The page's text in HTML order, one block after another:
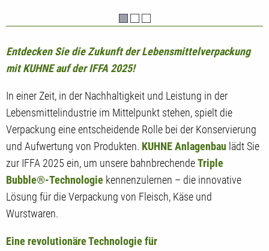
Entdecken Sie die Zukunft der Lebensmittelverpackung
mit KUHNE auf der IFFA 2025!
In einer Zeit, in der Nachhaltigkeit und Leistung in der
Lebensmittelindustrie im Mittelpunkt stehen, spielt die
Verpackung eine entscheidende Rolle bei der Konservierung
und Aufwertung von Produkten. KUHNE Anlagenbau lädt Sie
zur IFFA 2025 ein, um unsere bahnbrechendeTriple
Bubble®-Technologie kennenzulernen – die innovative
Lösung für die Verpackung von Fleisch, Käse und
Wurstwaren.
Eine revolutionäre Technologie für